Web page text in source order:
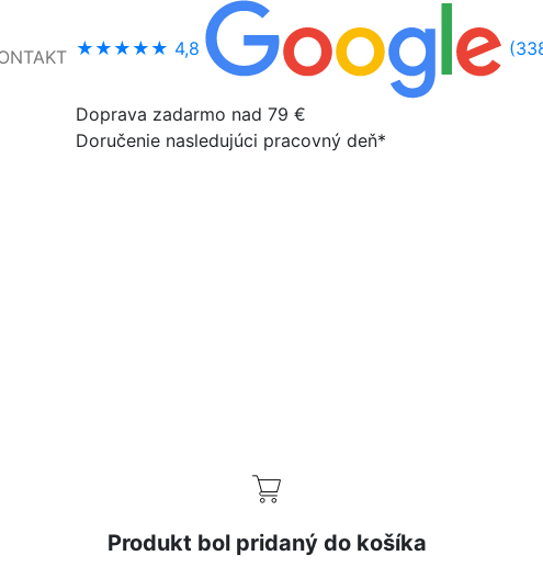
★★★★★ 4,8
Doprava zadarmo nad 79 €
Doručenie nasledujúci pracovný deň*
Produkt bol pridaný do košíka